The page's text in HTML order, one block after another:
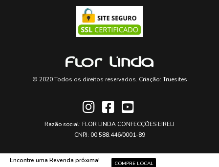
© 2020 Todos os direitos reservados. Criação: Truesites
Razão social: FLOR LINDA CONFECÇÕES EIRELI
CNPJ: 00.588.446/0001-89
Encontre uma Revenda próxima! COMPRE LOCAL